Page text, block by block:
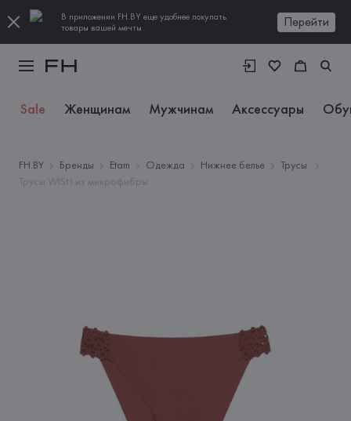
В приложении FH.BY еще удобнее покупать
товары вашей мечты
Перейти
Sale Женщинам Мужчинам Аксессуары
FH.BY Бренды Etam Одежда Нижнее белье
Трусы
Трусы WISH из микрофибры